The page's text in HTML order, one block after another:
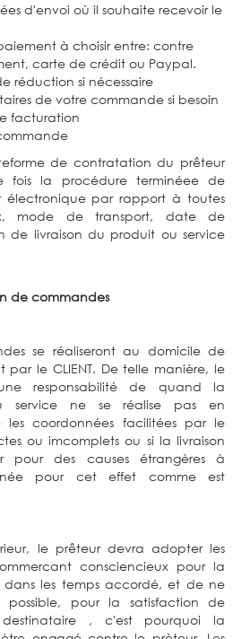
d'envoi où il souhaite recevoir le
à choisir entre: contre
carte de crédit ou Paypal.
réduction si nécessaire
de votre commande si besoin
facturation
de contratation du prêteur
fois la procédure terminéee de
électronique par rapport à toutes
mode de transport, date de
de livraison du produit ou service
de commandes
se réaliseront au domicile de
par le CLIENT. De telle manière, le
responsabilité de quand la
service ne se réalise pas en
coordonnées facilitées par le
ou imcomplets ou si la livraison
pour des causes étrangères à
pour cet effet comme est
le prêteur devra adopter les
consciencieux pour la
dans les temps accordé, et de ne
pour la satisfaction de
, c'est pourquoi la